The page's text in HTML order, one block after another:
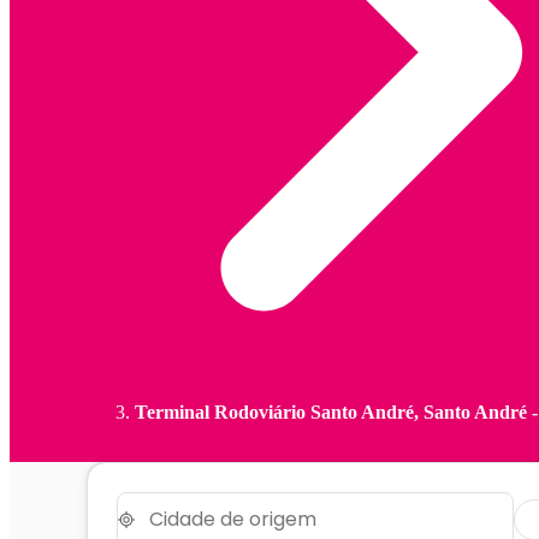
Terminal Rodoviário Santo André, Santo André